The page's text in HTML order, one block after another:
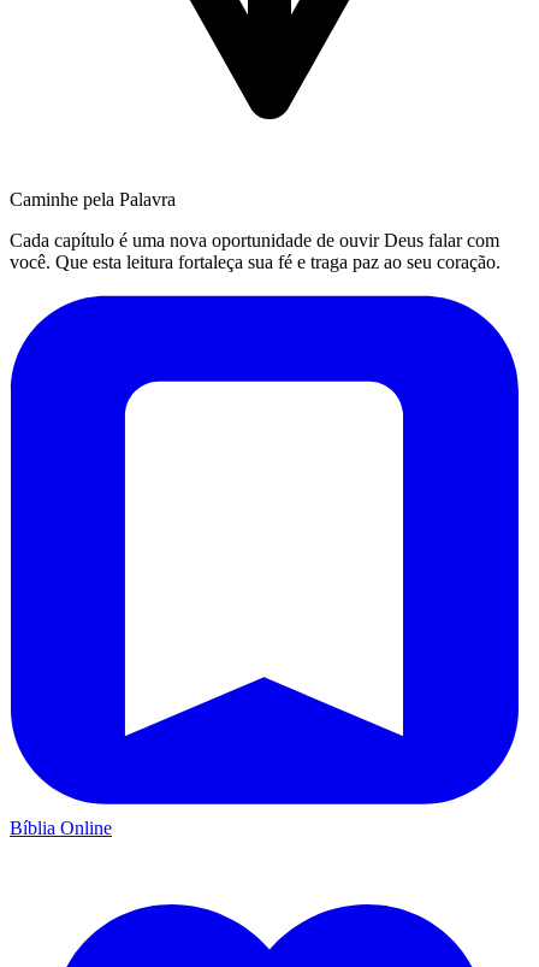
Caminhe pela Palavra
Cada capítulo é uma nova oportunidade de ouvir Deus falar com
você. Que esta leitura fortaleça sua fé e traga paz ao seu coração.
Bíblia Online